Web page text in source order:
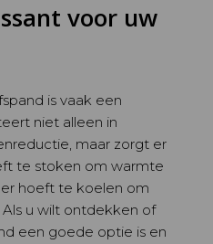
voor uw
is vaak een
niet alleen in
maar zorgt er
te stoken om warmte
hoeft te koelen om
u wilt ontdekken of
een goede optie is en